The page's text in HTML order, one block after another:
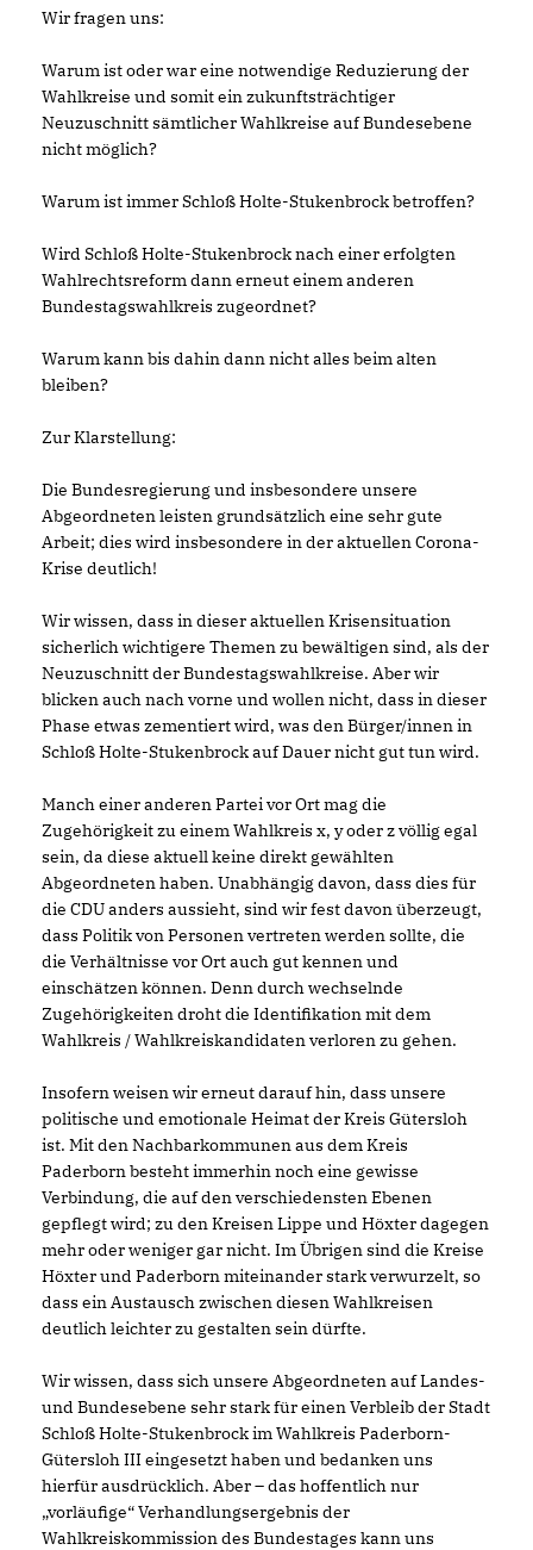
Wir fragen uns:
Warum ist oder war eine notwendige Reduzierung der
Wahlkreise und somit ein zukunftsträchtiger
Neuzuschnitt sämtlicher Wahlkreise auf Bundesebene
nicht möglich?
Warum ist immer Schloß Holte-Stukenbrock betroffen?
Wird Schloß Holte-Stukenbrock nach einer erfolgten
Wahlrechtsreform dann erneut einem anderen
Bundestagswahlkreis zugeordnet?
Warum kann bis dahin dann nicht alles beim alten
bleiben?
Zur Klarstellung:
Die Bundesregierung und insbesondere unsere
Abgeordneten leisten grundsätzlich eine sehr gute
Arbeit; dies wird insbesondere in der aktuellen Corona-
Krise deutlich!
Wir wissen, dass in dieser aktuellen Krisensituation
sicherlich wichtigere Themen zu bewältigen sind, als der
Neuzuschnitt der Bundestagswahlkreise. Aber wir
blicken auch nach vorne und wollen nicht, dass in dieser
Phase etwas zementiert wird, was den Bürger/innen in
Schloß Holte-Stukenbrock auf Dauer nicht gut tun wird.
Manch einer anderen Partei vor Ort mag die
Zugehörigkeit zu einem Wahlkreis x, y oder z völlig egal
sein, da diese aktuell keine direkt gewählten
Abgeordneten haben. Unabhängig davon, dass dies für
die CDU anders aussieht, sind wir fest davon überzeugt,
dass Politik von Personen vertreten werden sollte, die
die Verhältnisse vor Ort auch gut kennen und
einschätzen können. Denn durch wechselnde
Zugehörigkeiten droht die Identifikation mit dem
Wahlkreis / Wahlkreiskandidaten verloren zu gehen.
Insofern weisen wir erneut darauf hin, dass unsere
politische und emotionale Heimat der Kreis Gütersloh
ist. Mit den Nachbarkommunen aus dem Kreis
Paderborn besteht immerhin noch eine gewisse
Verbindung, die auf den verschiedensten Ebenen
gepflegt wird; zu den Kreisen Lippe und Höxter dagegen
mehr oder weniger gar nicht. Im Übrigen sind die Kreise
Höxter und Paderborn miteinander stark verwurzelt, so
dass ein Austausch zwischen diesen Wahlkreisen
deutlich leichter zu gestalten sein dürfte.
Wir wissen, dass sich unsere Abgeordneten auf Landes-
und Bundesebene sehr stark für einen Verbleib der Stadt
Schloß Holte-Stukenbrock im Wahlkreis Paderborn-
Gütersloh III eingesetzt haben und bedanken uns
hierfür ausdrücklich. Aber – das hoffentlich nur
vorläufige“ Verhandlungsergebnis der
Wahlkreiskommission des Bundestages kann uns